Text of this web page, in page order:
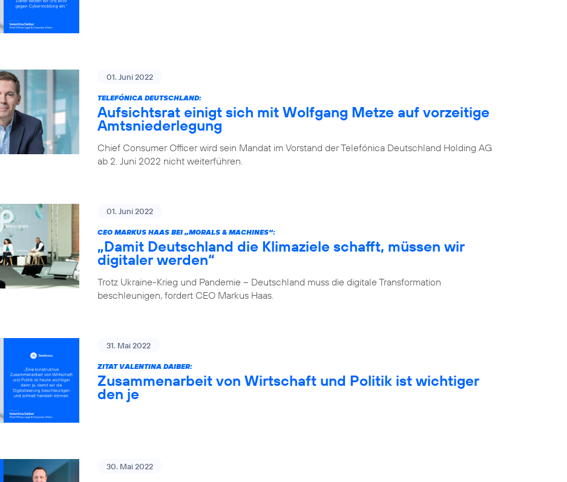
01. Juni 2022
TELEFÓNICA DEUTSCHLAND:
Aufsichtsrat einigt sich mit Wolfgang Metze auf vorzeitige
Amtsniederlegung
Chief Consumer Officer wird sein Mandat im Vorstand der Telefónica Deutschland Holding AG
ab 2. Juni 2022 nicht weiterführen.
01. Juni 2022
CEO MARKUS HAAS BEI „MORALS & MACHINES“:
„Damit Deutschland die Klimaziele schafft, müssen wir
digitaler werden“
Trotz Ukraine-Krieg und Pandemie – Deutschland muss die digitale Transformation
beschleunigen, fordert CEO Markus Haas.
31. Mai 2022
ZITAT VALENTINA DAIBER:
Zusammenarbeit von Wirtschaft und Politik ist wichtiger
den je
30. Mai 2022